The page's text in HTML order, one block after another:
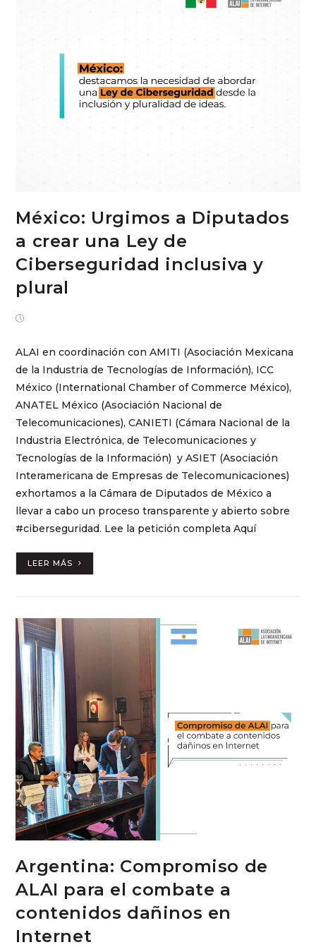
México: Urgimos a Diputados
a crear una Ley de
Ciberseguridad inclusiva y
plural
ALAI en coordinación con AMITI (Asociación Mexicana
de la Industria de Tecnologías de Información), ICC
México (International Chamber of Commerce México),
ANATEL México (Asociación Nacional de
Telecomunicaciones), CANIETI (Cámara Nacional de la
Industria Electrónica, de Telecomunicaciones y
Tecnologías de la Información) y ASIET (Asociación
Interamericana de Empresas de Telecomunicaciones)
exhortamos a la Cámara de Diputados de México a
llevar a cabo un proceso transparente y abierto sobre
#ciberseguridad. Lee la petición completa Aquí
LEER MÁS
Argentina: Compromiso de
ALAI para el combate a
contenidos dañinos en
Internet